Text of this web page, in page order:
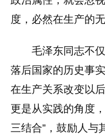
度，必然在生产的
毛泽东同志不
落后国家的历史事
在生产关系改变以
更是从实践的角度
三结合”，鼓励人与